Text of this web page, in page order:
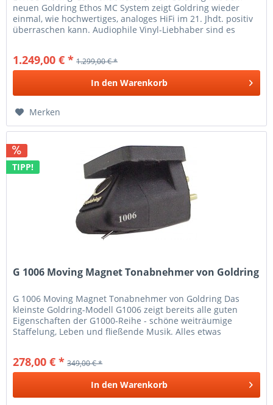
neuen Goldring Ethos MC System zeigt Goldring wieder
einmal, wie hochwertiges, analoges HiFi im 21. Jhdt. positiv
überraschen kann. Audiophile Vinyl-Liebhaber sind es
1.249,00 € * 1.299,00 € *
In den Warenkorb
Merken
TIPP!
G 1006 Moving Magnet Tonabnehmer von Goldring
G 1006 Moving Magnet Tonabnehmer von Goldring Das
kleinste Goldring-Modell G1006 zeigt bereits alle guten
Eigenschaften der G1000-Reihe - schöne weiträumige
Staffelung, Leben und fließende Musik. Alles etwas
278,00 € * 349,00 € *
In den Warenkorb